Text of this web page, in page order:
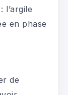
l’argile
en phase
de